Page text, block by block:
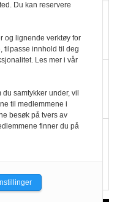
å velge
i butikkhylla
sliter
i nok melk
Du kan reservere
og lignende verktøy for
tilpasse innhold til deg
Les mer i vår
samtykker under, vil
til medlemmene i
besøk på tvers av
finner du på